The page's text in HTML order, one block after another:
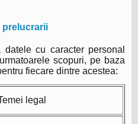
prelucrarii
datele cu caracter personal
scopuri, pe baza
fiecare dintre acestea:
legal